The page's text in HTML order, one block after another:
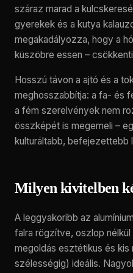
száraz marad a
gyerekek és a kutya
megakadályozza, hogy a
küszöbre essen –
Hosszú távon a ajtó és a
meghosszabbítja: a fa- és
a fém szerelvények nem
összképét is megemeli –
kulturáltabb, befejezettebb
Milyen kivitelben
A leggyakoribb az
falra rögzítve, oszlop
megoldás esztétikus és kis
szélességig) ideális.